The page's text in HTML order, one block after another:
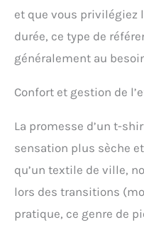
et que vous privilégiez
durée, ce type de
généralement au
Confort et gestion de
La promesse d’un t-
sensation plus sèche
qu’un textile de ville,
lors des transitions
pratique, ce genre de